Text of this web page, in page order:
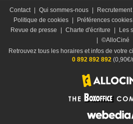
Contact Qui sommes-nous Recrutement
Politique de cookies
Préférences cookies
Revue de presse
Charte d'écriture Les
©AlloCiné
Retrouvez tous les horaires et infos de votre
0 892 892 892(0,90€/